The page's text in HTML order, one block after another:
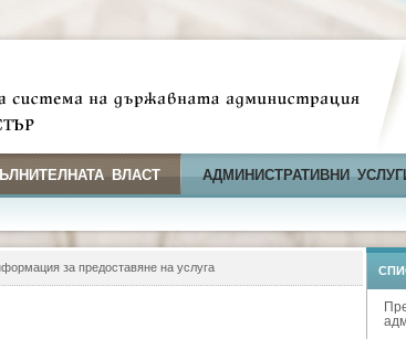
ВЛАСТ АДМИНИСТРАТИВНИ
за предоставяне на услуга